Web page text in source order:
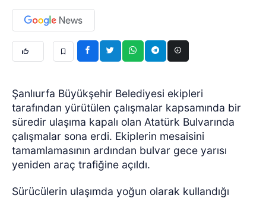
Şanlıurfa Büyükşehir Belediyesi ekipleri
tarafından yürütülen çalışmalar kapsamında bir
süredir ulaşıma kapalı olan Atatürk Bulvarında
çalışmalar sona erdi. Ekiplerin mesaisini
tamamlamasının ardından bulvar gece yarısı
yeniden araç trafiğine açıldı.
Sürücülerin ulaşımda yoğun olarak kullandığı